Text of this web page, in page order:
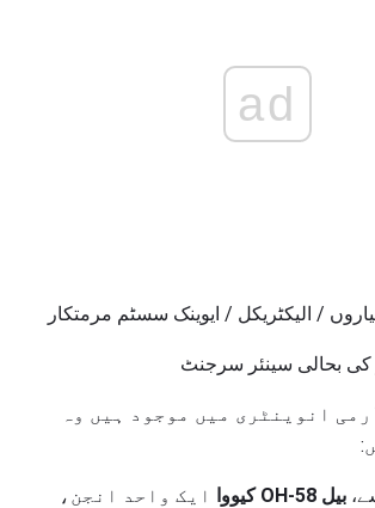
ad
انوینٹری میں موجود ہیں وہ
بیل OH-58 کیووا
ایک واحد انجن،